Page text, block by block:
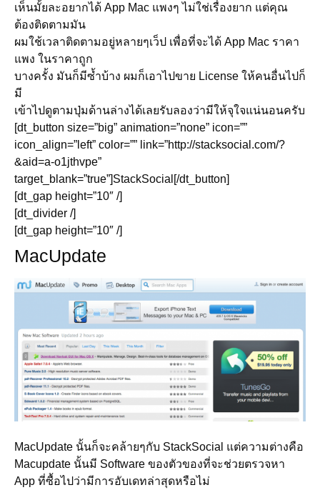
เห็นมั้ยละอยากได้ App Mac แพงๆ ไม่ใช่เรื่องยาก แต่คุณ
ต้องติดตามมัน
ผมใช้เวลาติดตามอยู่หลายๆเว็ป เพื่อที่จะได้ App Mac ราคา
แพง ในราคาถูก
บางครั้ง มันก็มีซ้ำบ้าง ผมก็เอาไปขาย License ให้คนอื่นไปก็
มี
เข้าไปดูตามปุ่มด้านล่างได้เลยรับลองว่ามีให้จุใจแน่นอนครับ
[dt_button size=”big” animation=”none” icon=””
icon_align=”left” color=”” link=”http://stacksocial.com/?
&aid=a-o1jthvpe”
target_blank=”true”]StackSocial[/dt_button]
[dt_gap height=”10″ /]
[dt_divider /]
[dt_gap height=”10″ /]
MacUpdate
MacUpdate นั้นก็จะคล้ายๆกับ StackSocial แต่ความต่างคือ
Macupdate นั้นมี Software ของตัวของที่จะช่วยตรวจหา
App ที่ซื้อไปว่ามีการอับเดทล่าสุดหรือไม่